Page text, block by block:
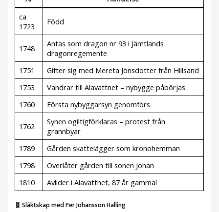
ca
1723
Född
1748
Antas som dragon nr 93 i Jämtlands
dragonregemente
1751
Gifter sig med Mereta Jönsdotter från Hillsand
1753
Vandrar till Alavattnet – nybygge påbörjas
1760
Första nybyggarsyn genomförs
1762
Synen ogiltigförklaras – protest från
grannbyar
1789
Gården skattelägger som kronohemman
1798
Överlåter gården till sonen Johan
1810
Avlider i Alavattnet, 87 år gammal
🧬 Släktskap med Per Johansson Halling